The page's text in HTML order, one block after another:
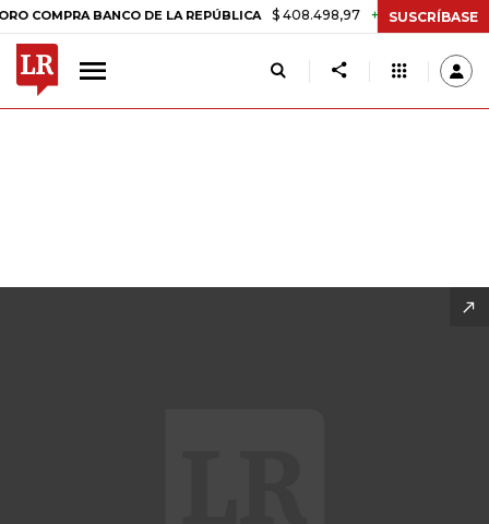
DE LA REPÚBLICA $ 408.498,97 +$ 8.753,81 +2,19% TASA DE
SUSCRÍBASE